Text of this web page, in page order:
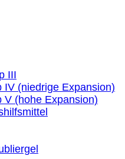
III
IV (niedrige Expansion)
V (hohe Expansion)